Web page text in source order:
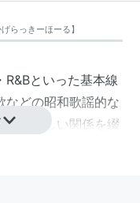
らっきーほーる】
R&Bといった基本線
などの昭和歌謡的な
なく哀しい関係を綴